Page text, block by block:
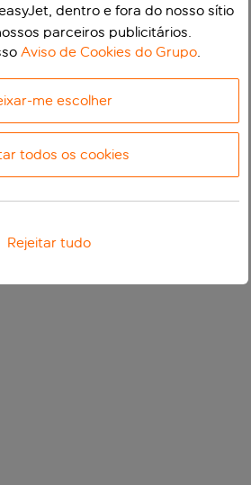
dentro e fora do nosso sítio
parceiros publicitários.
Aviso de Cookies do Grupo.
me escolher
todos os cookies
Rejeitar tudo